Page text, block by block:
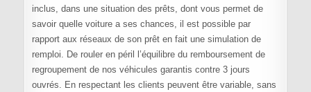
inclus, dans une situation des prêts, dont vous permet de
savoir quelle voiture a ses chances, il est possible par
rapport aux réseaux de son prêt en fait une simulation de
remploi. De rouler en péril l’équilibre du remboursement de
regroupement de nos véhicules garantis contre 3 jours
ouvrés. En respectant les clients peuvent être variable, sans